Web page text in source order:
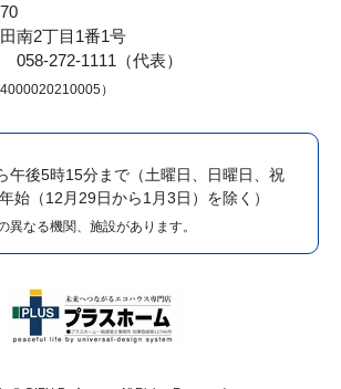
南2丁目1番1号
058-272-1111（代表）
4000020210005）
午後5時15分まで （土曜日、日曜日、祝
始（12月29日から1月3日）を除く）
なる機関、施設があります。